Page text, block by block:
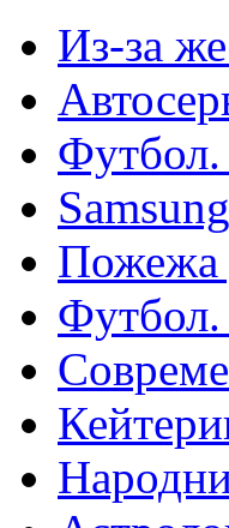
Из-за
Футбол.
Пожежа
Футбол.